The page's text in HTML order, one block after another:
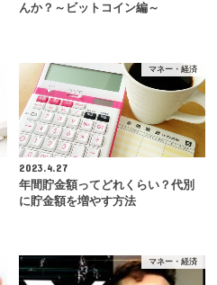
んか？～ビットコイン編～
マネー・経済
2023.4.27
年間貯金額ってどれくらい？代別
に貯金額を増やす方法
マネー・経済